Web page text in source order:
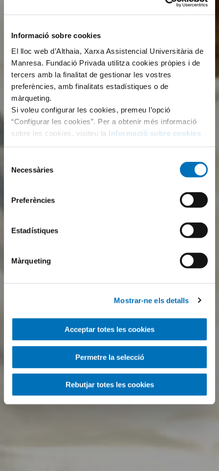
Informació sobre cookies
El lloc web d’Althaia, Xarxa Assistencial Universitària de
Manresa. Fundació Privada utilitza cookies pròpies i de
tercers amb la finalitat de gestionar les vostres
preferències, amb finalitats estadístiques o de
màrqueting.
Si voleu configurar les cookies, premeu l’opció
“Configurar les cookies”. Per a obtenir més informació
sobre les cookies, visiteu la Informació sobre cookies
Necessàries
Preferències
Estadístiques
Màrqueting
Mostrar-ne els detalls
Acceptar totes les cookies
Permetre la selecció
Rebutjar totes les cookies